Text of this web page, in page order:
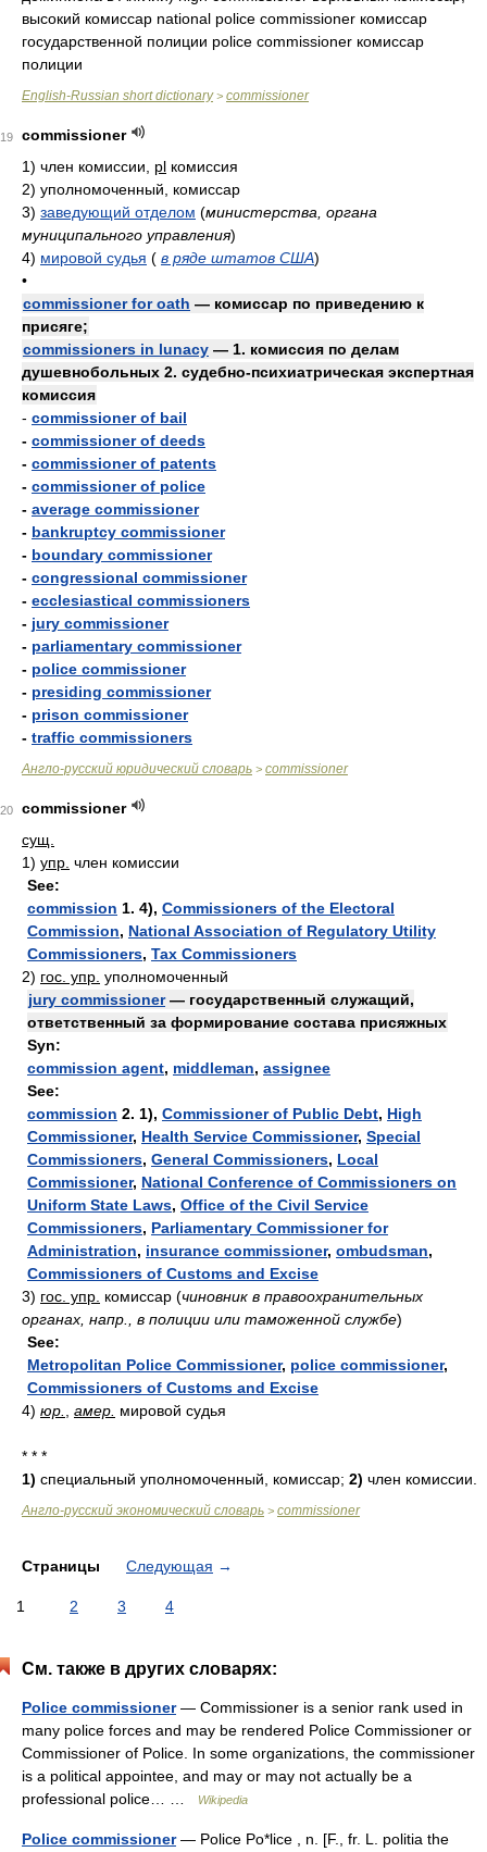
высокий комиссар national police commissioner комиссар
государственной полиции police commissioner комиссар
полиции
English-Russian short dictionary> commissioner
19
commissioner
1) член комиссии, pl комиссия
2) уполномоченный, комиссар
3) заведующий отделом (министерства, органа
муниципального управления)
4) мировой судья ( в ряде штатов США)
•
commissioner for oath — комиссар по приведению к
присяге;
commissioners in lunacy — 1. комиссия по делам
душевнобольных 2. судебно-психиатрическая экспертная
комиссия
- commissioner of bail
- commissioner of deeds
- commissioner of patents
- commissioner of police
- average commissioner
- bankruptcy commissioner
- boundary commissioner
- congressional commissioner
- ecclesiastical commissioners
- jury commissioner
- parliamentary commissioner
- police commissioner
- presiding commissioner
- prison commissioner
- traffic commissioners
Англо-русский юридический словарь > commissioner
20
commissioner
сущ.
1) упр. член комиссии
See:
commission 1. 4), Commissioners of the Electoral
Commission, National Association of Regulatory Utility
Commissioners, Tax Commissioners
2) гос. упр. уполномоченный
jury commissioner— государственный служащий,
ответственный за формирование состава присяжных
Syn:
commission agent, middleman, assignee
See:
commission 2. 1), Commissioner of Public Debt, High
Commissioner, Health Service Commissioner, Special
Commissioners, General Commissioners, Local
Commissioner, National Conference of Commissioners on
Uniform State Laws, Office of the Civil Service
Commissioners, Parliamentary Commissioner for
Administration, insurance commissioner, ombudsman,
Commissioners of Customs and Excise
3) гос. упр. комиссар (чиновник в правоохранительных
органах, напр., в полиции или таможенной службе)
See:
Metropolitan Police Commissioner, police commissioner,
Commissioners of Customs and Excise
4) юр. амер. мировой судья
* * *
1) специальный уполномоченный, комиссар; 2) член комиссии.
Англо-русский экономический словарь > commissioner
Страницы Следующая →
1 2 3 4
См. также в других словарях:
Police commissioner— Commissioner is a senior rank used in
many police forces and may be rendered Police Commissioner or
Commissioner of Police. In some organizations, the commissioner
is a political appointee, and may or may not actually be a
professional police… …
Wikipedia
Police commissioner— Police Po*lice , n. [F., fr. L. politia the